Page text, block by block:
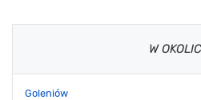
W
Goleniów